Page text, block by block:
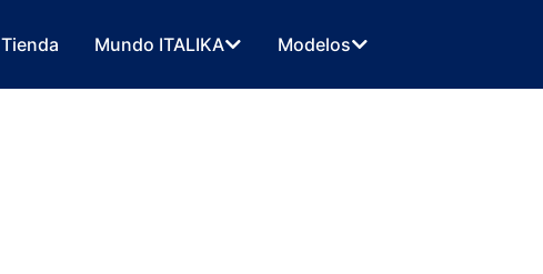
Tienda Mundo ITALIKA Modelos